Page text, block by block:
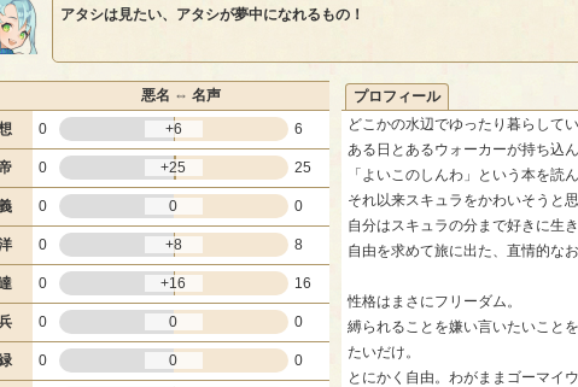
アタシは見たい、アタシが夢中になれるもの！
悪名 ⇔ 名声
0 +6 6
0 +25 25
0 0 0
0 +8 8
0 +16 16
0 0 0
0 0 0
プロフィール
どこかの水辺でゆったり暮らして
ある日とあるウォーカーが持ち込ん
「よいこのしんわ」という本を読
それ以来スキュラをかわいそうと思
自分はスキュラの分まで好きに生き
自由を求めて旅に出た、直情的なお
性格はまさにフリーダム。
縛られることを嫌い言いたいこと
たいだけ。
とにかく自由。わがままゴーマイウ